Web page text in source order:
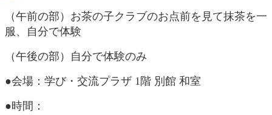
（午前の部）お茶の子クラブのお点前を見て抹茶を一
服、自分で体験
（午後の部）自分で体験のみ
●会場：学び・交流プラザ 1階 別館 和室
●時間：